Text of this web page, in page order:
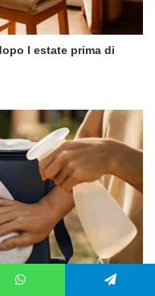
l estate prima di